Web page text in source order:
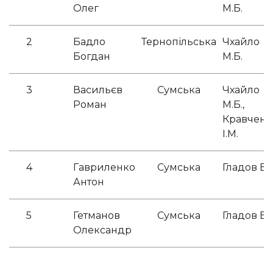
Олег
М.Б.
2
Бадло
Богдан
Тернопільська Чхайло
М.Б.
3
Васильєв
Роман
Сумська
Чхайло
М.Б.,
Кравченк
І.М.
4
Гавриленко
Антон
Сумська Гладов
5
Гетманов
Олександр
Сумська Гладов